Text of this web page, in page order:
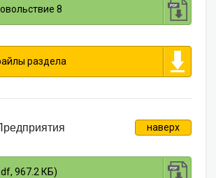
8
раздела
наверх
967.2 КБ)